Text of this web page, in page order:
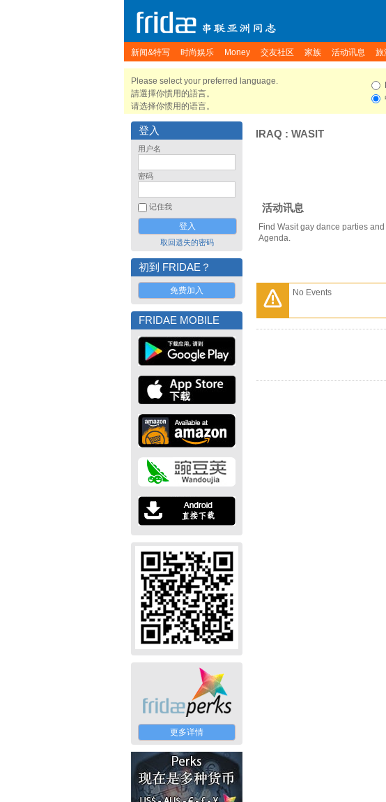
新闻&特写 时尚娱乐 Money 交友社区 家族 活动讯息 旅
Please select your preferred language.
請選擇你慣用的語言。
请选择你惯用的语言。
登入
用户名
密码
记住我
取回遗失的密码
初到 FRIDAE？
免费加入
FRIDAE MOBILE
更多详情
IRAQ : WASIT
活动讯息
Find Wasit gay dance parties
Agenda.
No Events